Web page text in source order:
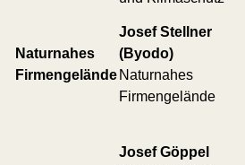
Naturnahes
Firmengelände
Josef Stellner
(Byodo)
Naturnahes
Firmengelände
Josef Göppel